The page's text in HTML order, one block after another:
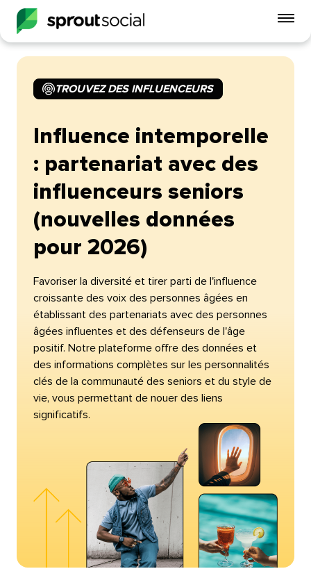
TROUVEZ DES INFLUENCEURS​​
Influence intemporelle
: partenariat avec des
influenceurs seniors
(nouvelles données
pour 2026)​​
Favoriser la diversité et tirer parti de l'influence
croissante des voix des personnes âgées en
établissant des partenariats avec des personnes
âgées influentes et des défenseurs de l'âge
positif. Notre plateforme offre des données et
des informations complètes sur les personnalités
clés de la communauté des seniors et du style de
vie, vous permettant de nouer des liens
significatifs.​​